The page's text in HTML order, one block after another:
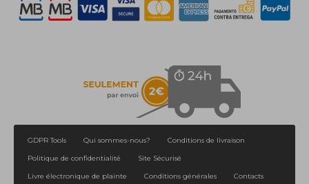
GDPR Tools Qui sommes-nous?
Conditions de livraison
Politique de confidentialité
Site Sécurisé
Livre électronique de plainte
Conditions générales Contacts